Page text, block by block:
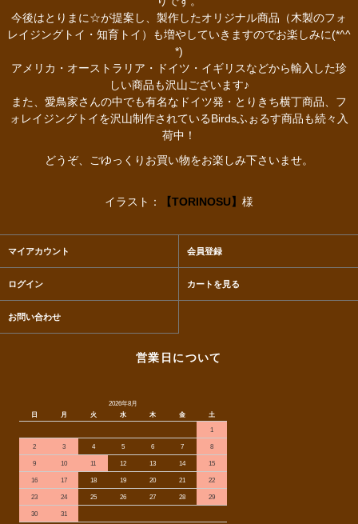
今後はとりまに☆が提案し、製作したオリジナル商品（木製のフォ
レイジングトイ・知育トイ）も増やしていきますのでお楽しみに(*^^
*)
アメリカ・オーストラリア・ドイツ・イギリスなどから輸入した珍
しい商品も沢山ございます♪
また、愛鳥家さんの中でも有名なドイツ発・とりきち横丁商品、フ
ォレイジングトイを沢山制作されているBirdsふぉるす商品も続々入
荷中！
どうぞ、ごゆっくりお買い物をお楽しみ下さいませ。
イラスト： 【TORINOSU】 様
マイアカウント 会員登録
ログイン カートを見る
お問い合わせ
営業日について
2026年8月
日
月 火 水 木 金
土
1
2 3 4 5 6 7 8
9 10 11 12 13 14 15
16 17 18 19 20 21 22
23 24 25 26 27 28 29
30 31